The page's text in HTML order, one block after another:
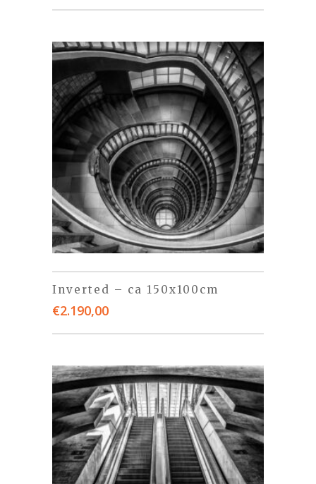
Inverted – ca 150x100cm
€2.190,00